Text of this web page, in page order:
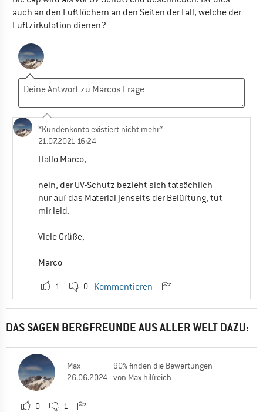
auch an den Luftlöchern an den Seiten der Fall, welche der
Luftzirkulation dienen?
*Kundenkonto existiert nicht mehr*
21.07.2021 16:24
Hallo Marco,
nein, der UV-Schutz bezieht sich tatsächlich
nur auf das Material jenseits der Belüftung, tut
mir leid.
Viele Grüße,
Marco
1 0 Kommentieren
DAS SAGEN BERGFREUNDE AUS ALLER WELT DAZU:
Max
26.06.2024
90% finden die Bewertungen
von Max hilfreich
0 1